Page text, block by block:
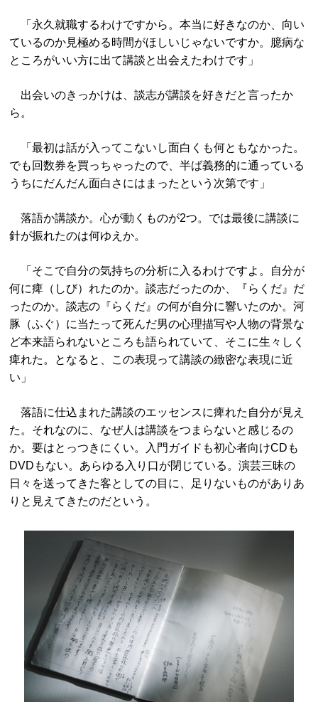
「永久就職するわけですから。本当に好きなのか、向い
ているのか見極める時間がほしいじゃないですか。臆病な
ところがいい方に出て講談と出会えたわけです」
出会いのきっかけは、談志が講談を好きだと言ったか
ら。
「最初は話が入ってこないし面白くも何ともなかった。
でも回数券を買っちゃったので、半ば義務的に通っている
うちにだんだん面白さにはまったという次第です」
落語か講談か。心が動くものが2つ。では最後に講談に
針が振れたのは何ゆえか。
「そこで自分の気持ちの分析に入るわけですよ。自分が
何に痺（しび）れたのか。談志だったのか、『らくだ』だ
ったのか。談志の『らくだ』の何が自分に響いたのか。河
豚（ふぐ）に当たって死んだ男の心理描写や人物の背景な
ど本来語られないところも語られていて、そこに生々しく
痺れた。となると、この表現って講談の緻密な表現に近
い」
落語に仕込まれた講談のエッセンスに痺れた自分が見え
た。それなのに、なぜ人は講談をつまらないと感じるの
か。要はとっつきにくい。入門ガイドも初心者向けCDも
DVDもない。あらゆる入り口が閉じている。演芸三昧の
日々を送ってきた客としての目に、足りないものがありあ
りと見えてきたのだという。